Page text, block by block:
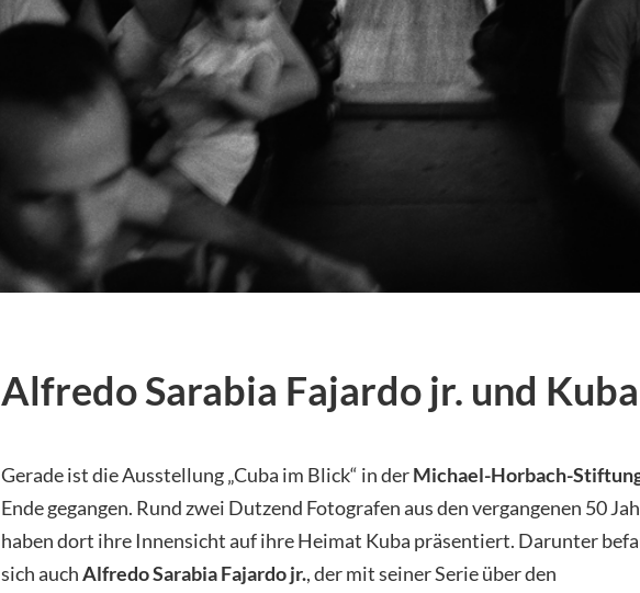
Alfredo Sarabia Fajardo jr. und Kuba
Gerade ist die Ausstellung „Cuba im Blick“ in derMichael-Horbach-
Ende gegangen. Rund zwei Dutzend Fotografen aus den vergangenen 50
haben dort ihre Innensicht auf ihre Heimat Kuba präsentiert. Darunter
sich auchAlfredo Sarabia Fajardo jr., der mit seiner Serie über den